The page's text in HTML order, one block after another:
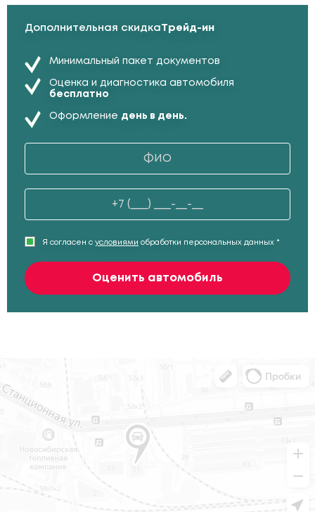
Дополнительная скидкаТрейд-ин
Минимальный пакет документов
Оценка и диагностика автомобиля
бесплатно
Оформление день в день.
Я согласен с условиями обработки персональных данных *
Оценить автомобиль